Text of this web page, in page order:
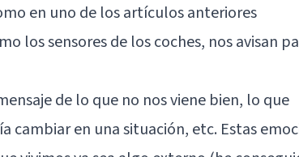
en uno de los artículos anteriores
los sensores de los coches, nos avisan
de lo que no nos viene bien, lo que
cambiar en una situación, etc. Estas